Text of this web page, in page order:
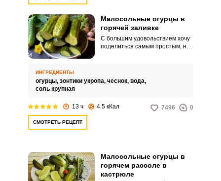
Малосольные огурцы в
горячей заливке
С большим удовольствием хочу
поделиться самым простым, на
ароматной закуски потребуется
минимальное количество
ИНГРЕДИЕНТЫ
огурцы, зонтики укропа, чеснок, вода,
соль крупная
13 ч 4.5 кКал 7496 0
СМОТРЕТЬ РЕЦЕПТ
Малосольные огурцы в
горячем рассоле в
кастрюле